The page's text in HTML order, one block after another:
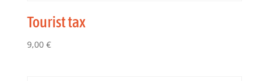
Tourist tax
9,00 €